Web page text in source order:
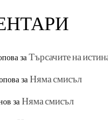
заТърсачите на
заНяма смисъл
заНяма смисъл